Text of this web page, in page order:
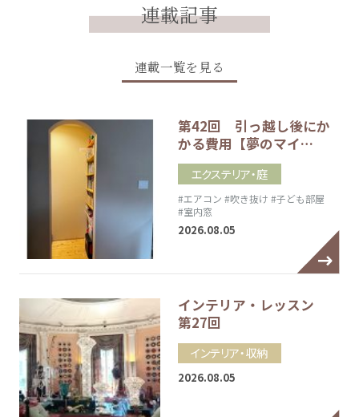
連載記事
連載一覧を見る
第42回 引っ越し後にか
かる費用【夢のマイ…
エクステリア・庭
#エアコン #吹き抜け #子ども部屋
#室内窓
2026.08.05
インテリア・レッスン
第27回
インテリア・収納
2026.08.05